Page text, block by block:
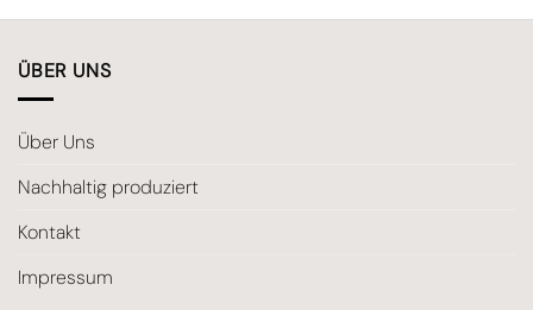
ÜBER UNS
Über Uns
Nachhaltig produziert
Kontakt
Impressum